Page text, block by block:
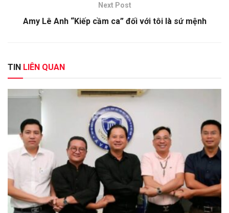
Next Post
Amy Lê Anh “Kiếp cầm ca” đối với tôi là sứ mệnh
TIN LIÊN QUAN